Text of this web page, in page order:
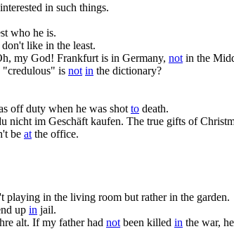
interested in such things.
who he is.
like in the least.
my God! Frankfurt is in Germany, not in the
is not in the dictionary?
off duty when he was shot to death.
nicht im Geschäft kaufen. The true gifts of
be at the office.
playing in the living room but rather in the garden.
up in jail.
alt. If my father had not been killed in the war,